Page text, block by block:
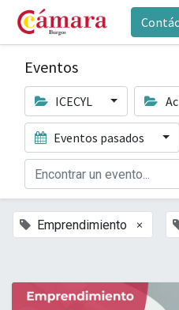
Eventos
ICECYL
Eventos pasados
Emprendimiento ×